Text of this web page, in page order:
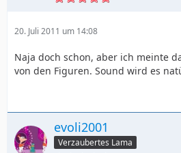
20. Juli 2011 um 14:08
Naja doch schon, aber ich meinte
von den Figuren. Sound wird es
evoli2001
Verzaubertes Lama